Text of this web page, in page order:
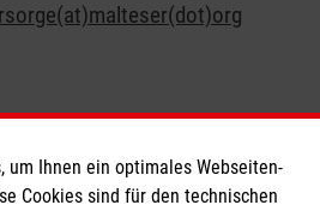
um Ihnen ein optimales Webseiten-
Cookies sind für den technischen